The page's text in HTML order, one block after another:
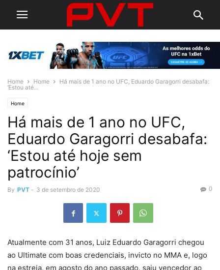
Home Home
Há mais de 1 ano no UFC, Eduardo Garagorri desabafa:
‘Estou até...
Home
Há mais de 1 ano no UFC,
Eduardo Garagorri desabafa:
‘Estou até hoje sem
patrocínio’
By PVT - 3 de setembro de 2020 0
Atualmente com 31 anos, Luiz Eduardo Garagorri chegou
ao Ultimate com boas credenciais, invicto no MMA e, logo
na estreia, em agosto do ano passado, saiu vencedor ao